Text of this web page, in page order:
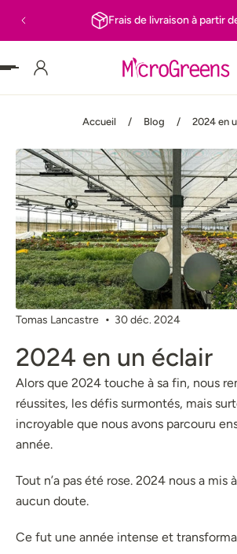
AU CONTENUFrais de livraison à partir
Accueil / Blog / 2024 en
Tomas Lancastre 30 déc. 2024
2024 en un éclair
Alors que 2024 touche à sa fin, nous
réussites, les défis surmontés, mais
incroyable que nous avons parcouru
année.
Tout n’a pas été rose. 2024 nous a mis
aucun doute.
Ce fut une année intense et